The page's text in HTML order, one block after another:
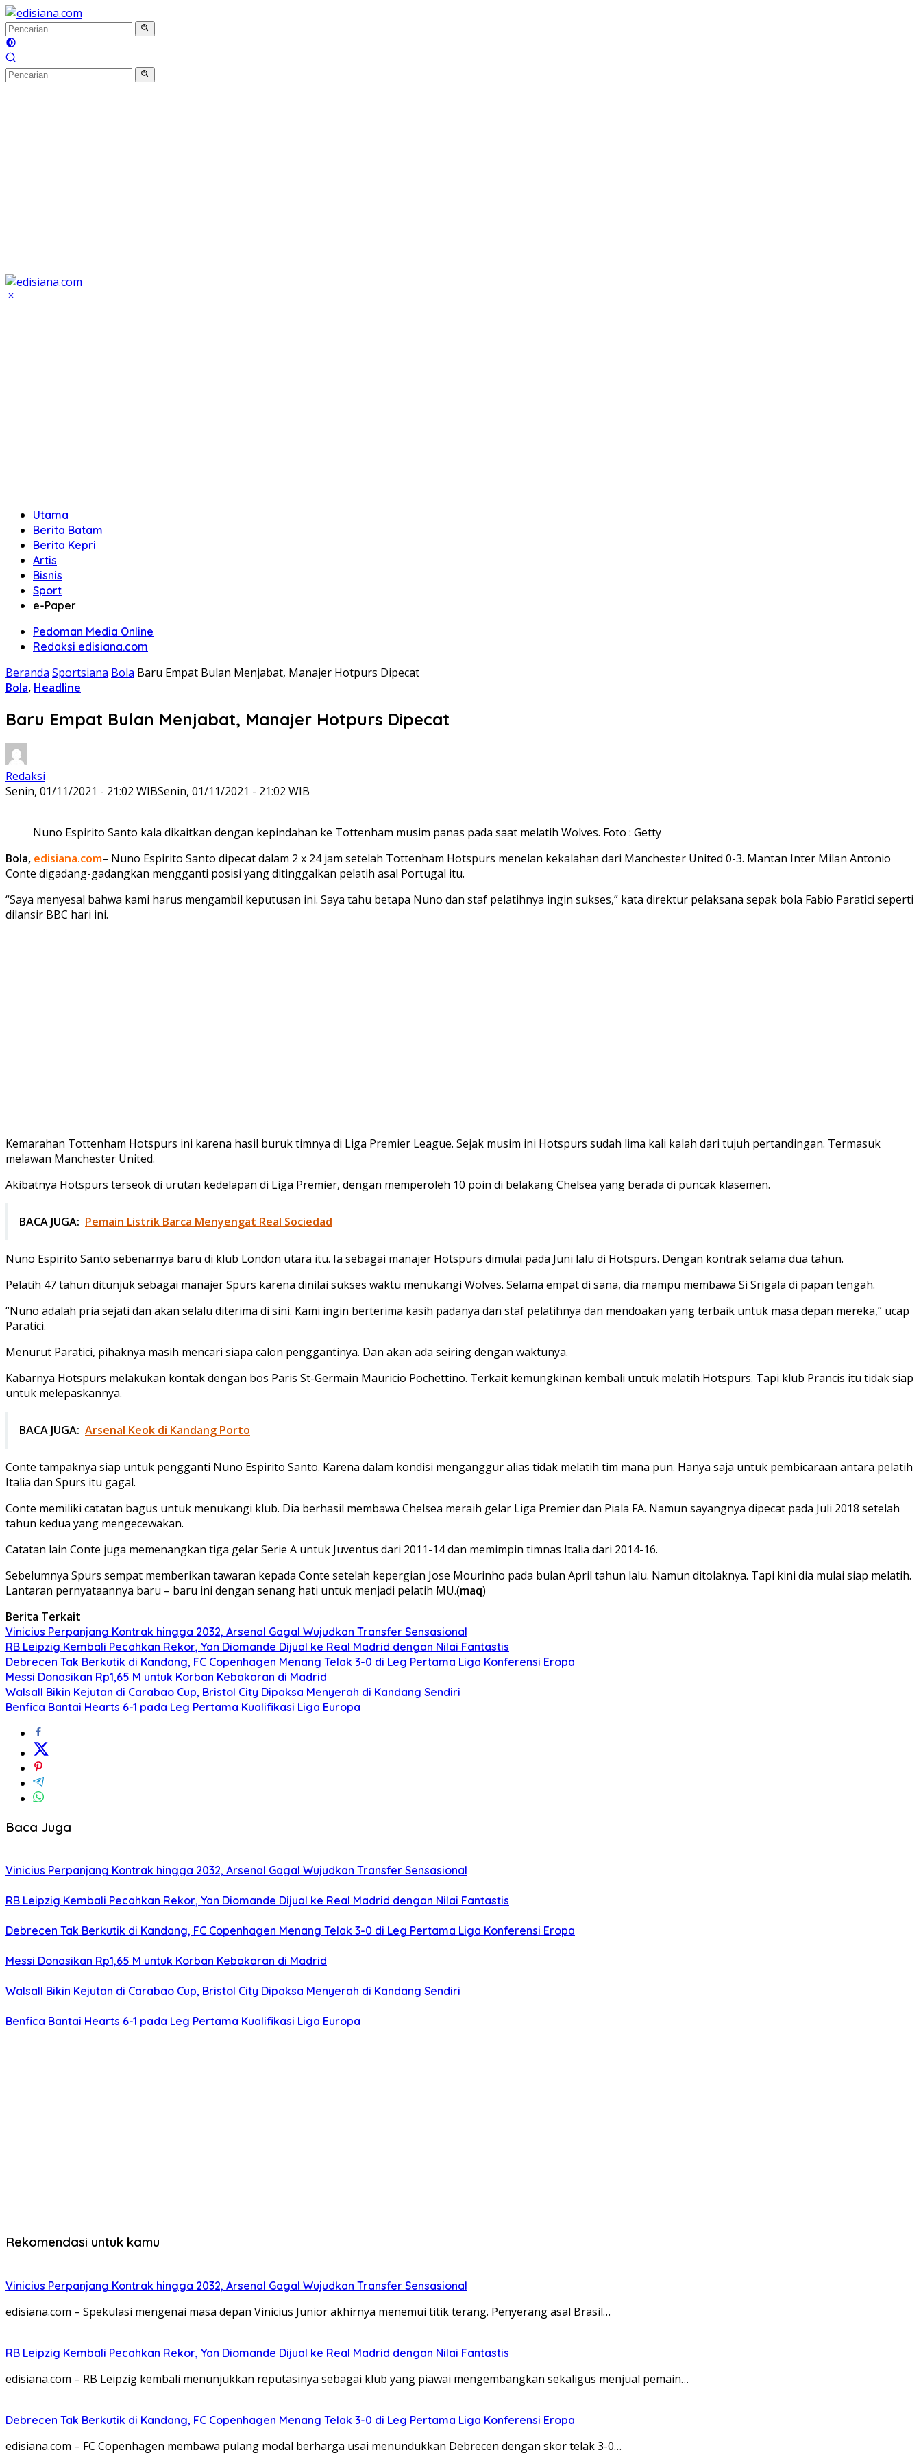
Langsung
ke
konten
Utama
Berita Batam
Berita Kepri
Artis
Bisnis
Sport
e-Paper
Pedoman Media Online
Redaksi edisiana.com
Beranda Sportsiana Bola Baru Empat Bulan Menjabat, Manajer Hotpurs Dipecat
Bola, Headline
Baru Empat Bulan Menjabat, Manajer Hotpurs Dipecat
Redaksi
Senin, 01/11/2021 - 21:02 WIBSenin, 01/11/2021 - 21:02 WIB
Nuno Espirito Santo kala dikaitkan dengan kepindahan ke Tottenham musim panas pada saat melatih Wolves. Foto : Getty
Bola, edisiana.com– Nuno Espirito Santo dipecat dalam 2 x 24 jam setelah Tottenham Hotspurs menelan kekalahan dari Manchester United 0-3. Mantan Inter Milan Antonio
Conte digadang-gadangkan mengganti posisi yang ditinggalkan pelatih asal Portugal itu.
“Saya menyesal bahwa kami harus mengambil keputusan ini. Saya tahu betapa Nuno dan staf pelatihnya ingin sukses,” kata direktur pelaksana sepak bola Fabio Paratici seperti
dilansir BBC hari ini.
Kemarahan Tottenham Hotspurs ini karena hasil buruk timnya di Liga Premier League. Sejak musim ini Hotspurs sudah lima kali kalah dari tujuh pertandingan. Termasuk
melawan Manchester United.
Akibatnya Hotspurs terseok di urutan kedelapan di Liga Premier, dengan memperoleh 10 poin di belakang Chelsea yang berada di puncak klasemen.
BACA JUGA: Pemain Listrik Barca Menyengat Real Sociedad
Nuno Espirito Santo sebenarnya baru di klub London utara itu. Ia sebagai manajer Hotspurs dimulai pada Juni lalu di Hotspurs. Dengan kontrak selama dua tahun.
Pelatih 47 tahun ditunjuk sebagai manajer Spurs karena dinilai sukses waktu menukangi Wolves. Selama empat di sana, dia mampu membawa Si Srigala di papan tengah.
“Nuno adalah pria sejati dan akan selalu diterima di sini. Kami ingin berterima kasih padanya dan staf pelatihnya dan mendoakan yang terbaik untuk masa depan mereka,” ucap
Paratici.
Menurut Paratici, pihaknya masih mencari siapa calon penggantinya. Dan akan ada seiring dengan waktunya.
Kabarnya Hotspurs melakukan kontak dengan bos Paris St-Germain Mauricio Pochettino. Terkait kemungkinan kembali untuk melatih Hotspurs. Tapi klub Prancis itu tidak siap
untuk melepaskannya.
BACA JUGA: Arsenal Keok di Kandang Porto
Conte tampaknya siap untuk pengganti Nuno Espirito Santo. Karena dalam kondisi menganggur alias tidak melatih tim mana pun. Hanya saja untuk pembicaraan antara pelatih
Italia dan Spurs itu gagal.
Conte memiliki catatan bagus untuk menukangi klub. Dia berhasil membawa Chelsea meraih gelar Liga Premier dan Piala FA. Namun sayangnya dipecat pada Juli 2018 setelah
tahun kedua yang mengecewakan.
Catatan lain Conte juga memenangkan tiga gelar Serie A untuk Juventus dari 2011-14 dan memimpin timnas Italia dari 2014-16.
Sebelumnya Spurs sempat memberikan tawaran kepada Conte setelah kepergian Jose Mourinho pada bulan April tahun lalu. Namun ditolaknya. Tapi kini dia mulai siap melatih.
Lantaran pernyataannya baru – baru ini dengan senang hati untuk menjadi pelatih MU.(maq)
Berita Terkait
Vinicius Perpanjang Kontrak hingga 2032, Arsenal Gagal Wujudkan Transfer Sensasional
RB Leipzig Kembali Pecahkan Rekor, Yan Diomande Dijual ke Real Madrid dengan Nilai Fantastis
Debrecen Tak Berkutik di Kandang, FC Copenhagen Menang Telak 3-0 di Leg Pertama Liga Konferensi Eropa
Messi Donasikan Rp1,65 M untuk Korban Kebakaran di Madrid
Walsall Bikin Kejutan di Carabao Cup, Bristol City Dipaksa Menyerah di Kandang Sendiri
Benfica Bantai Hearts 6-1 pada Leg Pertama Kualifikasi Liga Europa
Baca Juga
Vinicius Perpanjang Kontrak hingga 2032, Arsenal Gagal Wujudkan Transfer Sensasional
RB Leipzig Kembali Pecahkan Rekor, Yan Diomande Dijual ke Real Madrid dengan Nilai Fantastis
Debrecen Tak Berkutik di Kandang, FC Copenhagen Menang Telak 3-0 di Leg Pertama Liga Konferensi Eropa
Messi Donasikan Rp1,65 M untuk Korban Kebakaran di Madrid
Walsall Bikin Kejutan di Carabao Cup, Bristol City Dipaksa Menyerah di Kandang Sendiri
Benfica Bantai Hearts 6-1 pada Leg Pertama Kualifikasi Liga Europa
Rekomendasi untuk kamu
Vinicius Perpanjang Kontrak hingga 2032, Arsenal Gagal Wujudkan Transfer Sensasional
edisiana.com – Spekulasi mengenai masa depan Vinicius Junior akhirnya menemui titik terang. Penyerang asal Brasil…
RB Leipzig Kembali Pecahkan Rekor, Yan Diomande Dijual ke Real Madrid dengan Nilai Fantastis
edisiana.com – RB Leipzig kembali menunjukkan reputasinya sebagai klub yang piawai mengembangkan sekaligus menjual pemain…
Debrecen Tak Berkutik di Kandang, FC Copenhagen Menang Telak 3-0 di Leg Pertama Liga Konferensi Eropa
edisiana.com – FC Copenhagen membawa pulang modal berharga usai menundukkan Debrecen dengan skor telak 3-0…